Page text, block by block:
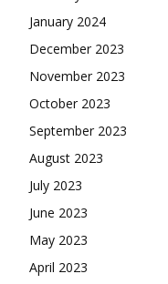
January 2024
December 2023
November 2023
October 2023
September 2023
August 2023
July 2023
June 2023
May 2023
April 2023